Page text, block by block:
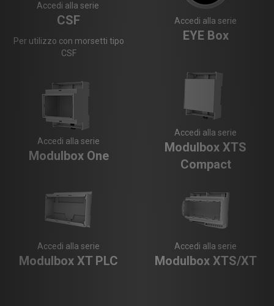
Accedi alla serie
CSF
Per utilizzo con morsetti tipo
CSF
Accedi alla serie
EYE Box
Accedi alla serie
Modulbox One
Accedi alla serie
Modulbox XTS
Compact
Accedi alla serie
Modulbox XT PLC
Accedi alla serie
Modulbox XTS/XT